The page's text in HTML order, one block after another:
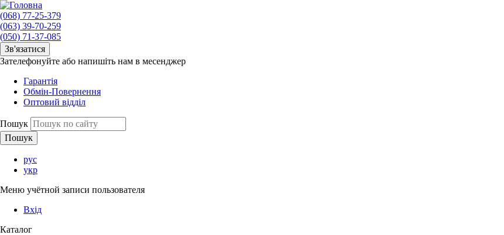
(068) 77-25-379
(063) 39-70-259
(050) 71-37-085
Зв'язатися
Зателефонуйте або напишіть нам в месенджер
Гарантія
Обмін-Повернення
Оптовий відділ
Пошук
рус
укр
Меню учётной записи пользователя
Вхід
Каталог